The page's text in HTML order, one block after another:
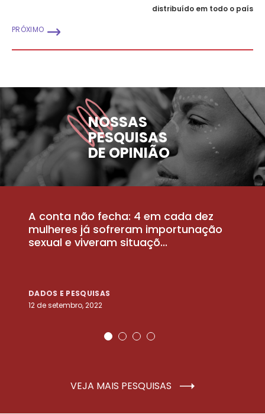
distribuído em todo o país
PRÓXIMO
NOSSAS
PESQUISAS
DE OPINIÃO
A conta não fecha: 4 em cada dez
mulheres já sofreram importunação
sexual e viveram situaçõ...
DADOS E PESQUISAS
12 de setembro, 2022
VEJA MAIS PESQUISAS